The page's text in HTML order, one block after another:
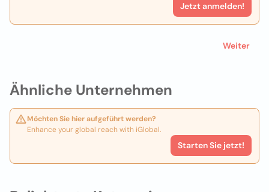
Ähnliche Unternehmen
Möchten Sie hier aufgeführt werden?
Enhance your global reach with iGlobal.
Starten Sie jetzt!
Jetzt anmelden!
Weiter